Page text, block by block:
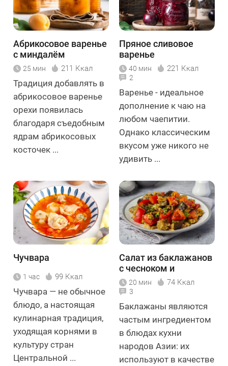
Абрикосовое варенье
с миндалём
25 мин 211 Ккал
Традиция добавлять в
абрикосовое варенье
орехи появилась
благодаря съедобным
ядрам абрикосовых
косточек ...
Пряное сливовое
варенье
40 мин 221 Ккал
2
Варенье - идеальное
дополнение к чаю на
любом чаепитии.
Однако классическим
вкусом уже никого не
удивить ...
Чучвара
1 час 99 Ккал
Чучвара — не обычное
блюдо, а настоящая
кулинарная традиция,
уходящая корнями в
культуру стран
Центральной ...
Салат из баклажанов
с чесноком и
помидорами
20 мин 74 Ккал
3
Баклажаны являются
частым ингредиентом
в блюдах кухни
народов Азии: их
используют в качестве